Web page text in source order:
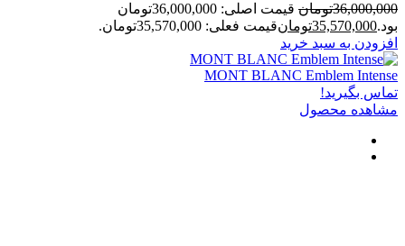
36,000,000تومان
قیمت اصلی: 36,000,000تومان
بود.35,570,000تومانقیمت فعلی: 35,570,000تومان.
افزودن به سبد خرید
MONT BLANC Emblem Intense
تماس بگیرید!
مشاهده محصول